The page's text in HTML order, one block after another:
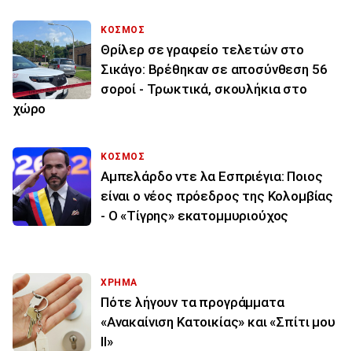
ΚΟΣΜΟΣ
Θρίλερ σε γραφείο τελετών στο
Σικάγο: Βρέθηκαν σε αποσύνθεση 56
σοροί - Τρωκτικά, σκουλήκια στο
χώρο
ΚΟΣΜΟΣ
Αμπελάρδο ντε λα Εσπριέγια: Ποιος
είναι ο νέος πρόεδρος της Κολομβίας
- Ο «Τίγρης» εκατομμυριούχος
ΧΡΗΜΑ
Πότε λήγουν τα προγράμματα
«Ανακαίνιση Κατοικίας» και «Σπίτι μου
ΙΙ»